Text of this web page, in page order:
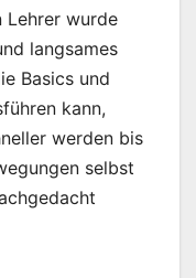
Lehrer wurde
langsames
Basics und
kann,
werden bis
selbst